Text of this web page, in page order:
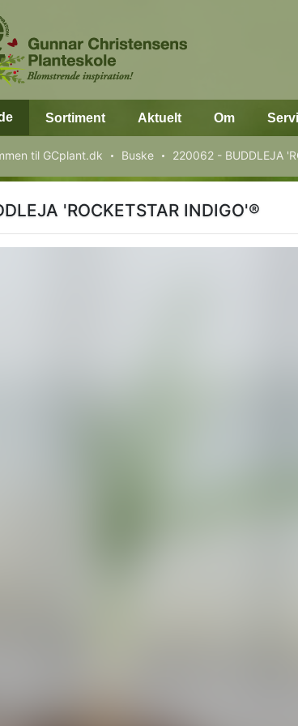
Sortiment Aktuelt Om
til GCplant.dk Buske 220062 - BUDDLEJA
'ROCKETSTAR INDIGO'®